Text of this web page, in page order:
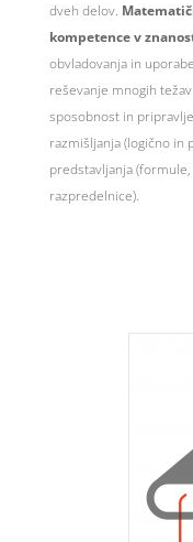
dveh delov.
kompetence v
obvladovanja in
reševanje mnogih
sposobnost in
razmišljanja (logično in
predstavljanja
razpredelnice).